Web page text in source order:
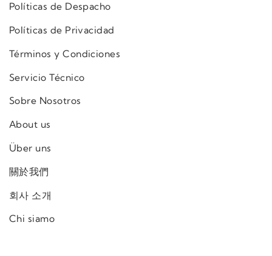
Políticas de Despacho
Políticas de Privacidad
Términos y Condiciones
Servicio Técnico
Sobre Nosotros
About us
Über uns
關於我們
회사 소개
Chi siamo